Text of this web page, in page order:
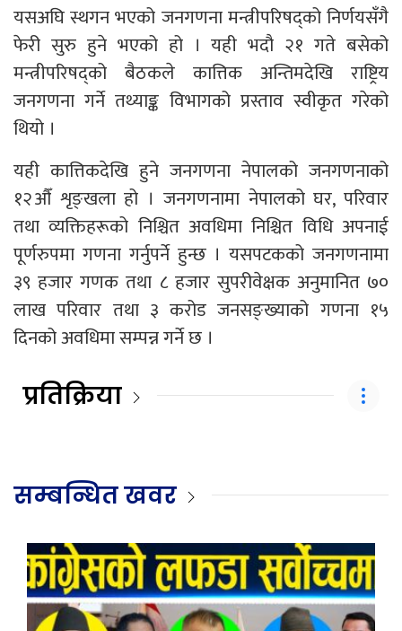
यसअघि स्थगन भएको जनगणना मन्त्रीपरिषद्को निर्णयसँगै
फेरी सुरु हुने भएको हो । यही भदौ २१ गते बसेको
मन्त्रीपरिषद्को बैठकले कात्तिक अन्तिमदेखि राष्ट्रिय
जनगणना गर्ने तथ्याङ्क विभागको प्रस्ताव स्वीकृत गरेको
थियो ।
यही कात्तिकदेखि हुने जनगणना नेपालको जनगणनाको
१२औँ शृङ्खला हो । जनगणनामा नेपालको घर, परिवार
तथा व्यक्तिहरूको निश्चित अवधिमा निश्चित विधि अपनाई
पूर्णरुपमा गणना गर्नुपर्ने हुन्छ । यसपटकको जनगणनामा
३९ हजार गणक तथा ८ हजार सुपरीवेक्षक अनुमानित ७०
लाख परिवार तथा ३ करोड जनसङ्ख्याको गणना १५
दिनको अवधिमा सम्पन्न गर्ने छ ।
प्रतिक्रिया
सम्बन्धित खवर